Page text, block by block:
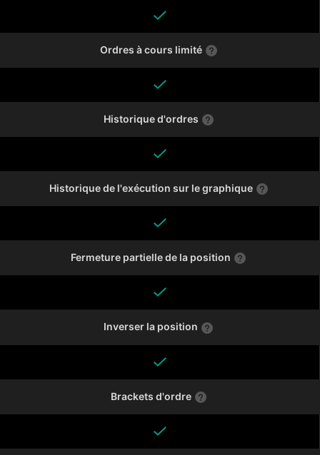
Ordres à cours limité
Historique d'ordres
Historique de l'exécution sur le graphique
Fermeture partielle de la position
Inverser la position
Brackets d'ordre